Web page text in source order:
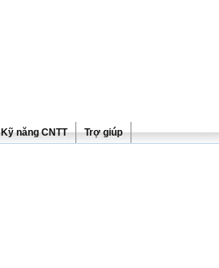
Kỹ năng CNTT Trợ giúp